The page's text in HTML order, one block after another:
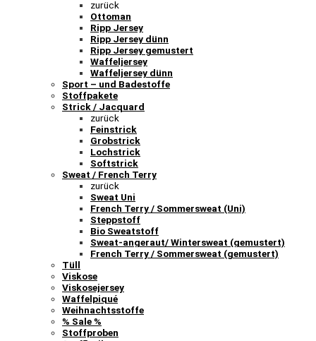
zurück
Ottoman
Ripp Jersey
Ripp Jersey dünn
Ripp Jersey gemustert
Waffeljersey
Waffeljersey dünn
Sport – und Badestoffe
Stoffpakete
Strick / Jacquard
zurück
Feinstrick
Grobstrick
Lochstrick
Softstrick
Sweat / French Terry
zurück
Sweat Uni
French Terry / Sommersweat (Uni)
Steppstoff
Bio Sweatstoff
Sweat-angeraut/ Wintersweat (gemustert)
French Terry / Sommersweat (gemustert)
Tüll
Viskose
Viskosejersey
Waffelpiqué
Weihnachtsstoffe
% Sale %
Stoffproben